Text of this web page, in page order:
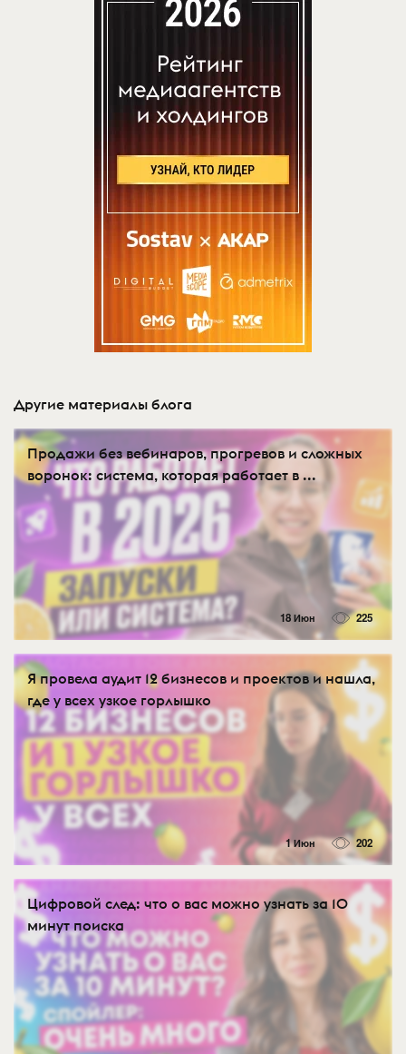
Другие материалы блога
Продажи без вебинаров, прогревов и сложных
воронок: система, которая работает в ...
18 Июн 225
Я провела аудит 12 бизнесов и проектов и нашла,
где у всех узкое горлышко
1 Июн 202
Цифровой след: что о вас можно узнать за 10
минут поиска